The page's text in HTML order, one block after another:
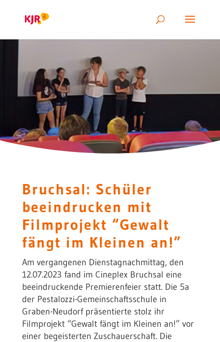
Bruchsal: Schüler
beeindrucken mit
Filmprojekt “Gewalt
fängt im Kleinen an!”
Am vergangenen Dienstagnachmittag, den
12.07.2023 fand im Cineplex Bruchsal eine
beeindruckende Premierenfeier statt. Die 5a
der Pestalozzi-Gemeinschaftsschule in
Graben-Neudorf präsentierte stolz ihr
Filmprojekt “Gewalt fängt im Kleinen an!” vor
einer begeisterten Zuschauerschaft. Die